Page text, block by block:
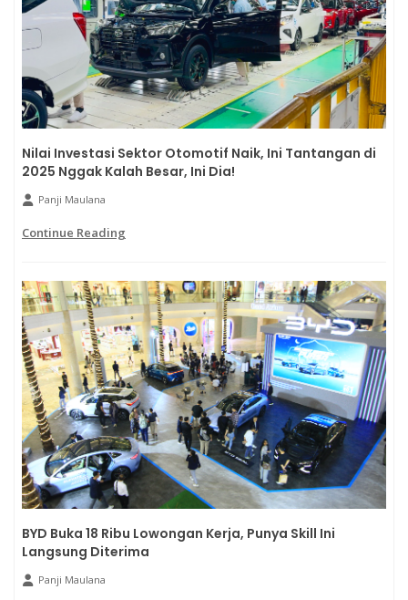
Nilai Investasi Sektor Otomotif Naik, Ini Tantangan di
2025 Nggak Kalah Besar, Ini Dia!
Panji Maulana
Continue Reading
BYD Buka 18 Ribu Lowongan Kerja, Punya Skill Ini
Langsung Diterima
Panji Maulana